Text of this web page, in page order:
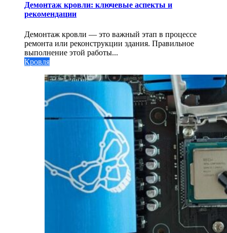
Демонтаж кровли: ключевые аспекты и
рекомендации
Демонтаж кровли — это важный этап в процессе
ремонта или реконструкции здания. Правильное
выполнение этой работы...
Кровля